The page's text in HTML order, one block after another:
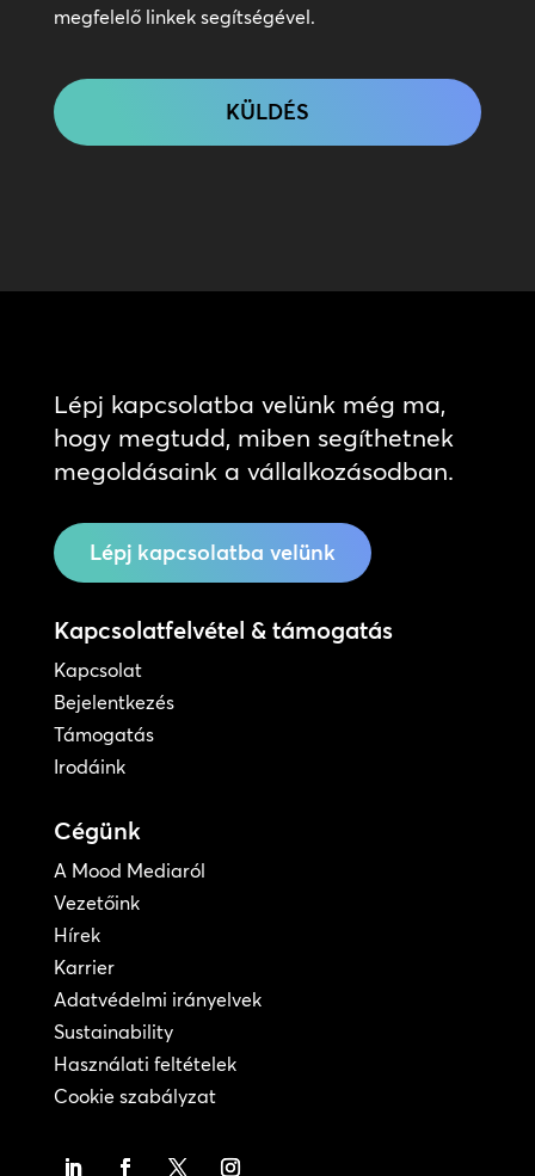
megfelelő linkek segítségével.
Lépj kapcsolatba velünk még ma,
hogy megtudd, miben segíthetnek
megoldásaink a vállalkozásodban.
Lépj kapcsolatba velünk
Kapcsolatfelvétel & támogatás
Kapcsolat
Bejelentkezés
Támogatás
Irodáink
Cégünk
A Mood Mediaról
Vezetőink
Hírek
Karrier
Adatvédelmi irányelvek
Sustainability
Használati feltételek
Cookie szabályzat